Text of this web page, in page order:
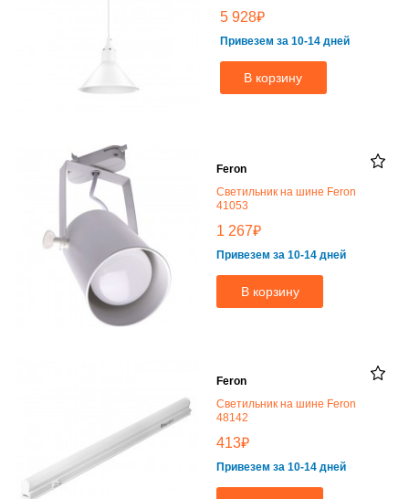
5 928₽
Привезем за 10-14 дней
В корзину
Feron
Светильник на шине Feron
41053
1 267₽
Привезем за 10-14 дней
В корзину
Feron
Светильник на шине Feron
48142
413₽
Привезем за 10-14 дней